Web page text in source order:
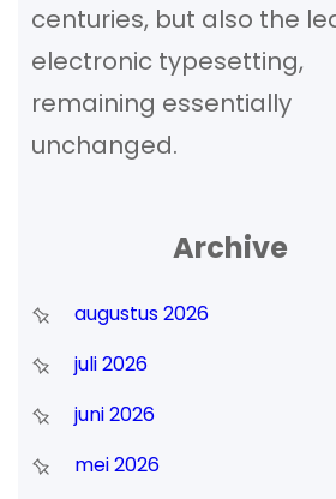
centuries, but also the
electronic typesetting,
remaining essentially
unchanged.
Archive
augustus 2026
juli 2026
juni 2026
mei 2026